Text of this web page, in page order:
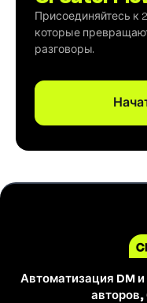
Присоединяйтесь к
которые
разговоры.
Автоматизация DM
авторов,